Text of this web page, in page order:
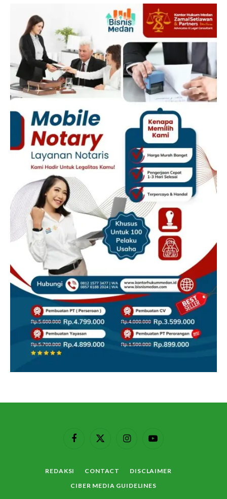
FacebookX
InstagramYouTube
REDAKSI CONTACT
DISCLAIMER
CIBER MEDIA GUIDELINES